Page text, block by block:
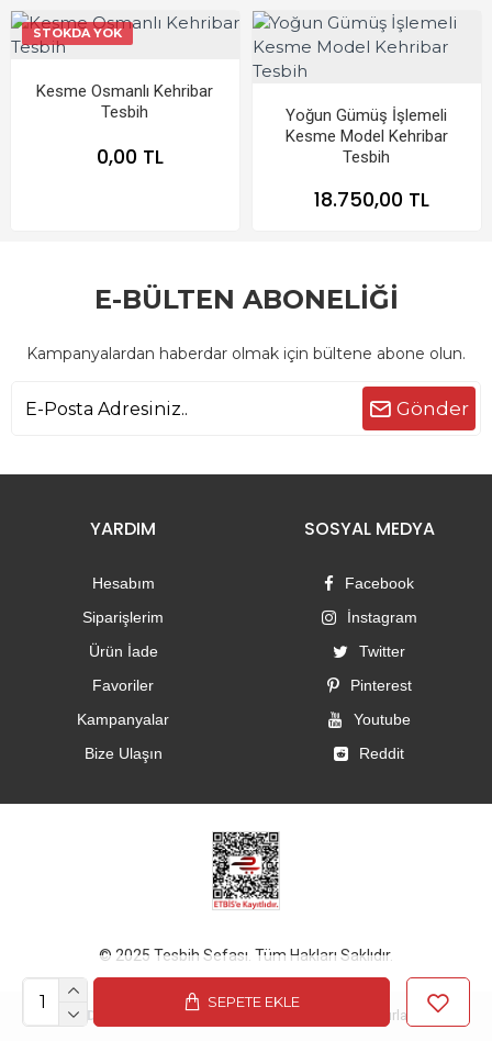
SEPETE EKLE
STOKDA YOK
Kesme Osmanlı Kehribar
Tesbih
0,00 TL
Yoğun Gümüş İşlemeli
Kesme Model Kehribar
Tesbih
18.750,00 TL
E-BÜLTEN ABONELİĞİ
Kampanyalardan haberdar olmak için bültene abone olun.
Gönder
YARDIM
Hesabım
Siparişlerim
Ürün İade
Favoriler
Kampanyalar
Bize Ulaşın
SOSYAL MEDYA
Facebook
İnstagram
Twitter
Pinterest
Youtube
Reddit
© 2025 Tesbih Sefası. Tüm Hakları Saklıdır.
Bu Site DumanSoft Gelişmiş E-Ticaret sistemleri ile hazırlanmıştır.